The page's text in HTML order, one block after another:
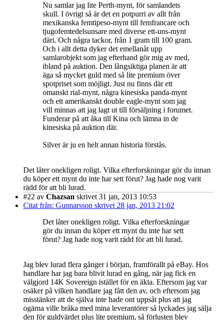
Nu samlar jag lite Perth-mynt, för samlandets
skull. I övrigt så är det en potpurri av allt från
mexikanska femtipeso-mynt till femfrancare och
tjugofemtedelsunsare med diverse ett-uns-mynt
däri. Och några tackor, från 1 gram till 100 gram.
Och i allt detta dyker det emellanåt upp
samlarobjekt som jag efterhand gör mig av med,
ibland på auktion. Den långsiktiga planen är att
äga så mycket guld med så lite premium över
spotpriset som möjligt. Just nu finns där ett
omanskt rial-mynt, några kinesiska panda-mynt
och ett amerikanskt double eagle-mynt som jag
vill minnas att jag lagt ut till försäljning i forumet.
Funderar på att åka till Kina och lämna in de
kinesiska på auktion där.
Silver är ju en helt annan historia förstås.
Det låter onekligen roligt. Vilka efterforskningar gör du innan
du köper ett mynt du inte har sett förut? Jag hade nog varit
rädd för att bli lurad.
#22 av Chazsan skrivet 31 jan, 2013 10:53
Citat från: Gunnarsson skrivet 28 jan, 2013 21:02
Det låter onekligen roligt. Vilka efterforskningar
gör du innan du köper ett mynt du inte har sett
förut? Jag hade nog varit rädd för att bli lurad.
Jag blev lurad flera gånger i början, framförallt på eBay. Hos
handlare har jag bara blivit lurad en gång, när jag fick en
välgjord 14K Sovereign istället för en äkta. Eftersom jag var
osäker på vilken handlare jag fått den av, och eftersom jag
misstänker att de själva inte hade ont uppsåt plus att jag
ogärna ville bråka med mina leverantörer så lyckades jag sälja
den för guldvärdet plus lite premium, så förlusten blev